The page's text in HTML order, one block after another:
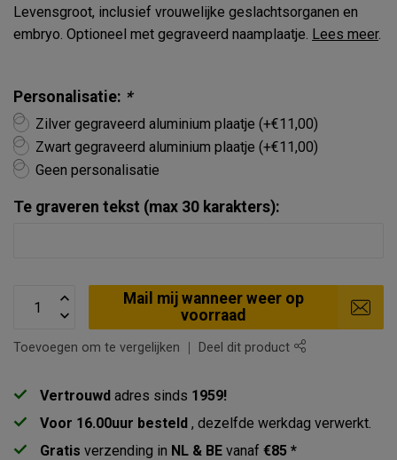
Levensgroot, inclusief vrouwelijke geslachtsorganen en
embryo. Optioneel met gegraveerd naamplaatje. Lees meer.
Personalisatie: *
Zilver gegraveerd aluminium plaatje (+€11,00)
Zwart gegraveerd aluminium plaatje (+€11,00)
Geen personalisatie
Te graveren tekst (max 30 karakters):
Mail mij wanneer weer op
voorraad
Toevoegen om te vergelijken Deel dit product
Vertrouwd adres sinds 1959!
Voor 16.00uur besteld , dezelfde werkdag verwerkt.
Gratis verzending in NL & BE vanaf €85 *